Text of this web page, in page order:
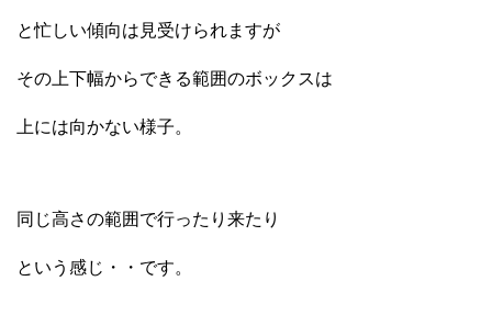
と忙しい傾向は見受けられますが
その上下幅からできる範囲のボックスは
上には向かない様子。
同じ高さの範囲で行ったり来たり
という感じ・・です。